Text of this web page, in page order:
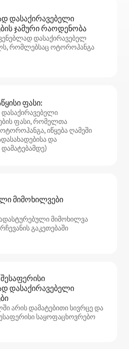
დასაქირავებელი
ჯამური რაოდენობა
დასაქირავებელ
რომლებსაც ოტოროჰანგა
ფასი:
ფასი, რომელთა
იწყება ღამეში
და
მიმოხილვები
მიმოხილვა
გაკეთებაში
დასაქირავებელი
არის დამატებითი სივრცე და
საყოფაცხოვრებო